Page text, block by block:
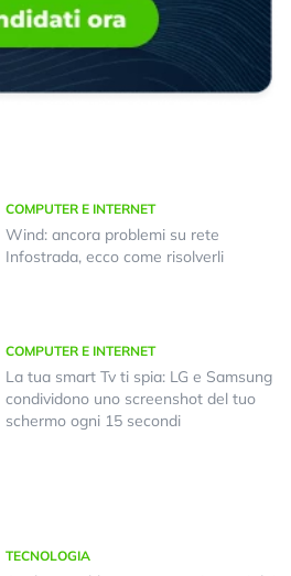
COMPUTER E INTERNET
Wind: ancora problemi su rete
Infostrada, ecco come risolverli
COMPUTER E INTERNET
La tua smart Tv ti spia: LG e Samsung
condividono uno screenshot del tuo
schermo ogni 15 secondi
TECNOLOGIA